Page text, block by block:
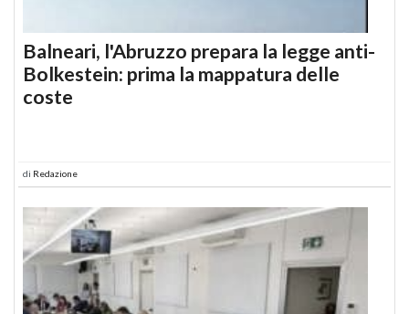
Balneari, l'Abruzzo prepara la legge anti-
Bolkestein: prima la mappatura delle
coste
di Redazione